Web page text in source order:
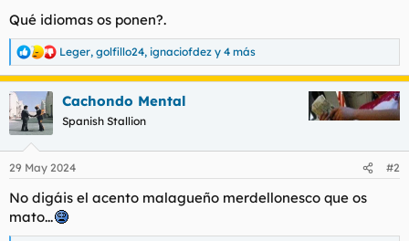
Qué idiomas os ponen?.
R
e
a
c
c
i
e
:
Leger, golfillo24, ignaciofdez y 4 más
Cachondo Mental
Spanish Stallion
29 May 2024 #2
No digáis el acento malagueño merdellonesco que os
mato...